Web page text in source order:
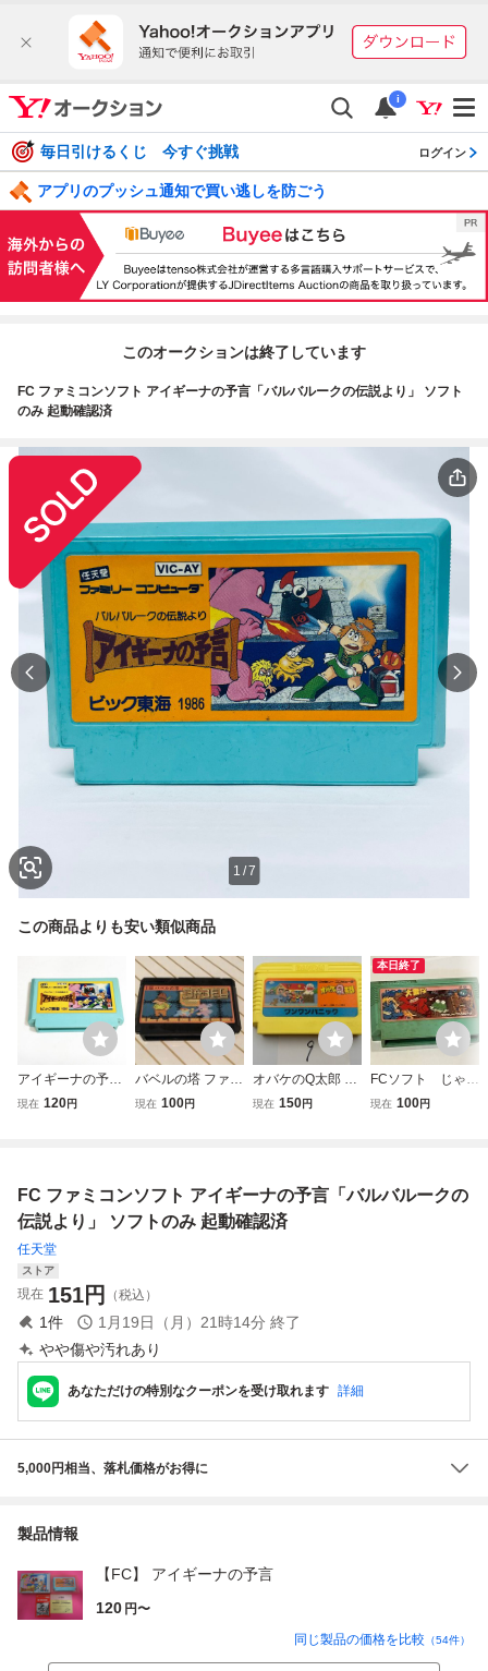
i
毎日引けるくじ 今すぐ挑戦 ログイン
アプリのプッシュ通知で買い逃しを防ごう
このオークションは終了しています
FC ファミコンソフト アイギーナの予言「バルバルークの伝説より」 ソフト
のみ 起動確認済
1 /7
この商品よりも安い類似商品
アイギーナの予言
【動作確認済】８
現在 120円
バベルの塔 ファミ
コンソフト ソフト
コレクター
現在 100円
オバケのQ太郎 ワ
ンワンパニック
現在 150円
本日終了
FCソフト じゃじ
ゃ丸の大冒険 フ
ロ ヴィンテー
現在 100円
FC ファミコンソフト アイギーナの予言「バルバルークの
伝説より」 ソフトのみ 起動確認済
任天堂
ストア
現在 151円 （税込）
1件 1月19日（月）21時14分 終了
やや傷や汚れあり
あなただけの特別なクーポンを受け取れます 詳細
5,000円相当、落札価格がお得に
製品情報
【FC】 アイギーナの予言
120 円〜
同じ製品の価格を比較 （54件）